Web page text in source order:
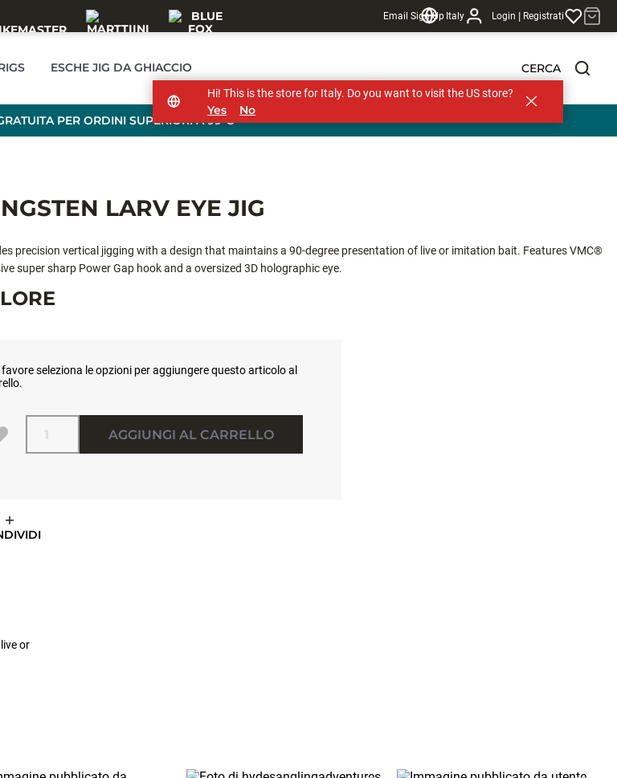
Email Sign Up Italy Login | Registrati
ESCHE JIG DA GHIACCIO CERCA
PER ORDINI SUPERIORI A 99 €
LARV EYE JIG
precision vertical jigging with a design that maintains a 90-degree presentation of live or imitation bait. Features VMC®
super sharp Power Gap hook and a oversized 3D holographic eye.
favore seleziona le opzioni per aggiungere questo articolo al
Quantità
AGGIUNGI AL CARRELLO
or
Hi! This is the store for Italy. Do you want to visit the US store?
Yes No